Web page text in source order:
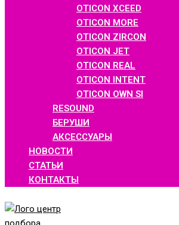
OTICON XCEED
OTICON MORE
OTICON ZIRCON
OTICON JET
OTICON REAL
OTICON INTENT
OTICON OWN SI
RESOUND
БЕРУШИ
АКСЕССУАРЫ
НОВОСТИ
СТАТЬИ
КОНТАКТЫ